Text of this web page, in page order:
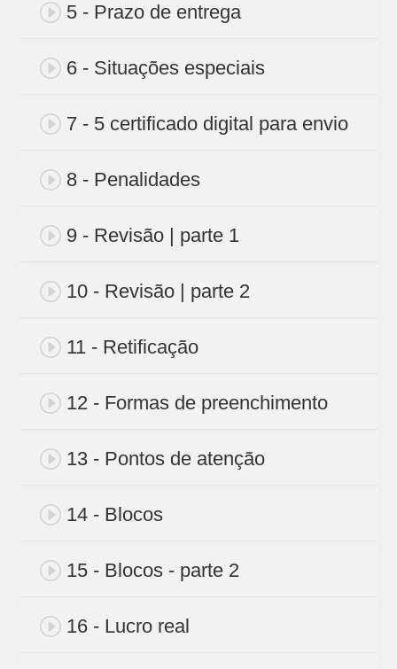
5 - Prazo de entrega
6 - Situações especiais
7 - 5 certificado digital para envio
8 - Penalidades
9 - Revisão | parte 1
10 - Revisão | parte 2
11 - Retificação
12 - Formas de preenchimento
13 - Pontos de atenção
14 - Blocos
15 - Blocos - parte 2
16 - Lucro real